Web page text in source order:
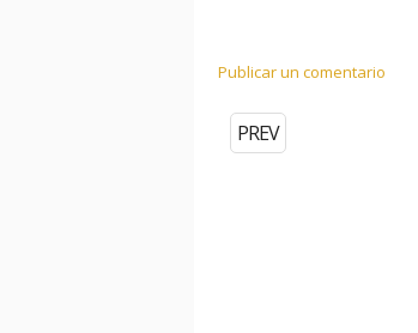
Publicar un comentario
PREV